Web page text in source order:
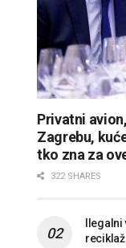
Privatni
Zagrebu,
tko zna za
322 SHARES